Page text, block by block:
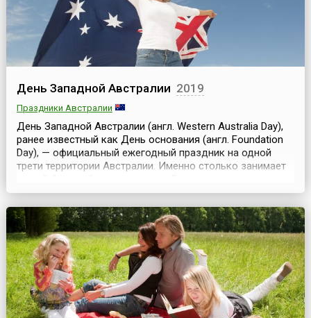
День Западной Австралии 2019
Праздники Австралии
День Западной Австралии (англ. Western Australia Day),
ранее известный как День основания (англ. Foundation
Day), — официальный ежегодный праздник на одной
трети территории Австралии. Именно столько занимает
Австралия.Официально День основания отмечается
здесь 1 июня, но, по традиции, праздничные
мероприятия и выходной приходятся на первый
понедельник июня....